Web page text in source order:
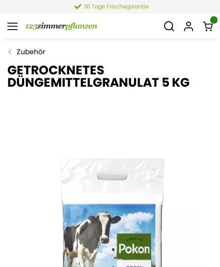
30 Tage Frischegarantie
Zubehör
GETROCKNETES
DÜNGEMITTELGRANULAT 5 KG